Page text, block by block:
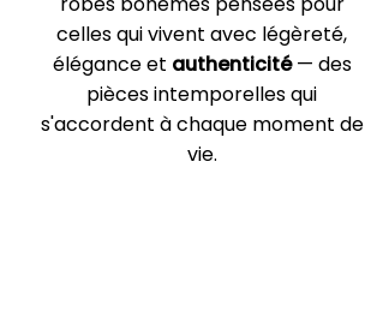
celles qui vivent avec légèreté,
élégance et authenticité— des
pièces intemporelles qui
s'accordent à chaque moment de
vie.